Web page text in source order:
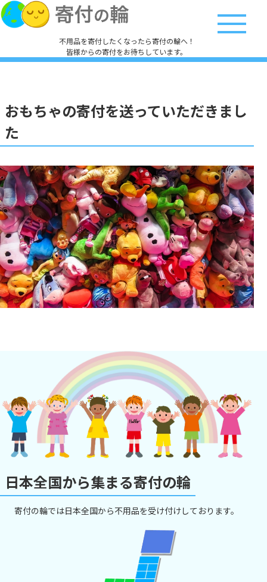
不用品を寄付したくなったら寄付の輪へ！
皆様からの寄付をお待ちしています。
おもちゃの寄付を送っていただきまし
た
日本全国から集まる寄付の輪
寄付の輪では日本全国から不用品を受け付けしております。